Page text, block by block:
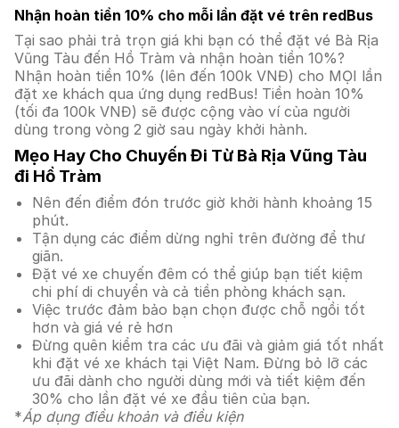
Nhận hoàn tiền 10% cho mỗi lần đặt vé trên redBus
Tại sao phải trả trọn giá khi bạn có thể đặt vé Bà Rịa
Vũng Tàu đến Hồ Tràm và nhận hoàn tiền 10%?
Nhận hoàn tiền 10% (lên đến 100k VNĐ) cho MỌI lần
đặt xe khách qua ứng dụng redBus! Tiền hoàn 10%
(tối đa 100k VNĐ) sẽ được cộng vào ví của người
dùng trong vòng 2 giờ sau ngày khởi hành.
Mẹo Hay Cho Chuyến Đi Từ Bà Rịa Vũng Tàu
đi Hồ Tràm
Nên đến điểm đón trước giờ khởi hành khoảng 15
phút.
Tận dụng các điểm dừng nghỉ trên đường để thư
giãn.
Đặt vé xe chuyến đêm có thể giúp bạn tiết kiệm
chi phí di chuyển và cả tiền phòng khách sạn.
Việc trước đảm bảo bạn chọn được chỗ ngồi tốt
hơn và giá vé rẻ hơn
Đừng quên kiểm tra các ưu đãi và giảm giá tốt nhất
khi đặt vé xe khách tại Việt Nam. Đừng bỏ lỡ các
ưu đãi dành cho người dùng mới và tiết kiệm đến
30% cho lần đặt vé xe đầu tiên của bạn.
*Áp dụng điều khoản và điều kiện